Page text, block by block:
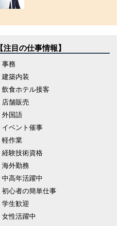
【注目の仕事情報】
事務
建築内装
飲食ホテル接客
店舗販売
外国語
イベント催事
軽作業
経験技術資格
海外勤務
中高年活躍中
初心者の簡単仕事
学生歓迎
女性活躍中